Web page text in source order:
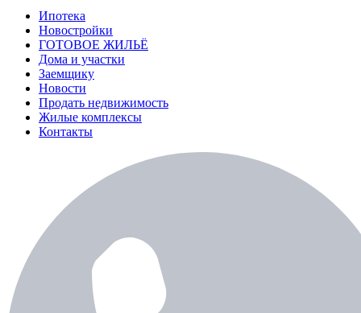
Ипотека
Новостройки
ГОТОВОЕ ЖИЛЬЁ
Дома и участки
Заемщику
Новости
Продать недвижимость
Жилые комплексы
Контакты